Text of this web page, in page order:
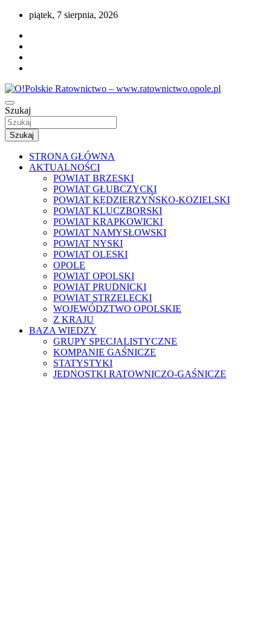
Przejdź
treści
piątek, 7 sierpnia, 2026
O!Polskie Ratownictwo –
www.ratownictwo.opole.pl
Portal opolskiego i polskiego ratownictwa.
Szukaj
Szukaj
STRONA GŁÓWNA
AKTUALNOŚCI
POWIAT BRZESKI
POWIAT GŁUBCZYCKI
POWIAT KĘDZIERZYŃSKO-KOZIELSKI
POWIAT KLUCZBORSKI
POWIAT KRAPKOWICKI
POWIAT NAMYSŁOWSKI
POWIAT NYSKI
POWIAT OLESKI
OPOLE
POWIAT OPOLSKI
POWIAT PRUDNICKI
POWIAT STRZELECKI
WOJEWÓDZTWO OPOLSKIE
Z KRAJU
BAZA WIEDZY
GRUPY SPECJALISTYCZNE
KOMPANIE GAŚNICZE
STATYSTYKI
JEDNOSTKI RATOWNICZO-GAŚNICZE